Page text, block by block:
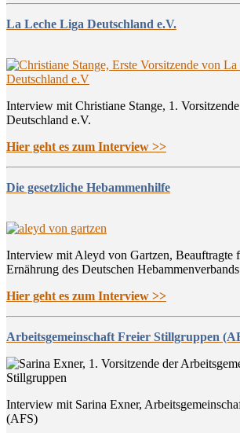
La Leche Liga Deutschland e.V.
Interview mit Christiane Stange, 1.
Deutschland e.V.
Hier geht es zum Interview >>
Die gesetzliche Hebammenhilfe
Interview mit Aleyd von Gartzen, Beauftragte
Ernährung des Deutschen Hebammenverbands
Hier geht es zum Interview >>
Arbeitsgemeinschaft Freier Stillgruppen
Interview mit Sarina Exner,
(AFS)